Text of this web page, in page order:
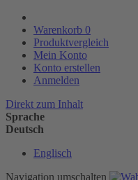
Warenkorb 0
Produktvergleich
Mein Konto
Konto erstellen
Anmelden
Direkt zum Inhalt
Sprache
Deutsch
Englisch
Navigation umschalten